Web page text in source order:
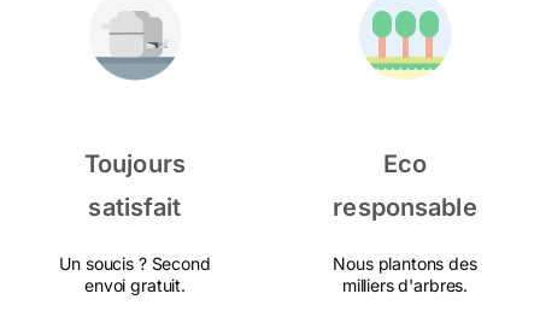
Toujours
satisfait
Un soucis ? Second
envoi gratuit.
Eco
responsable
Nous plantons des
milliers d'arbres.